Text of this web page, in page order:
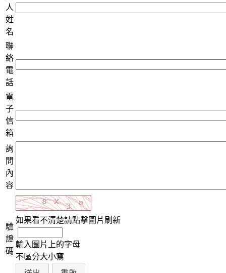
人
姓
名
聯
絡
電
話
電
子
信
箱
詢
問
內
容
驗
證
碼
如果看不清楚請點擊圖片刷新
輸入圖片上的字母
不區分大小寫